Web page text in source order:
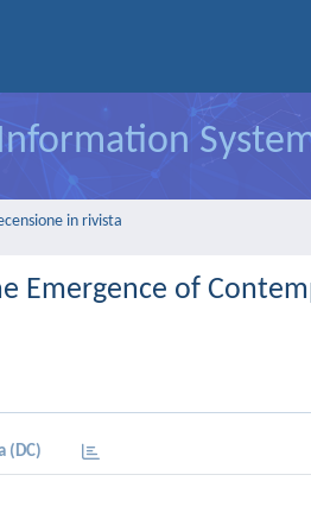
in rivista
Emergence of
(DC)